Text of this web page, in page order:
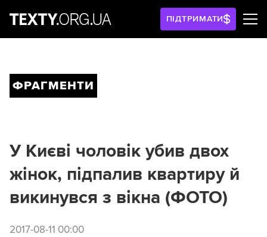
ПІДТРИМАТИ
ФРАГМЕНТИ
У Києві чоловік убив двох
жінок, підпалив квартиру й
викинувся з вікна (ФОТО)
2017-08-11 00:00